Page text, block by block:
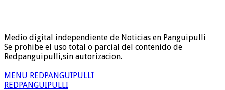
Medio digital independiente de Noticias en Panguipulli
Se prohibe el uso total o parcial del contenido de
Redpanguipulli,sin autorizacion.
MENU REDPANGUIPULLI
REDPANGUIPULLI